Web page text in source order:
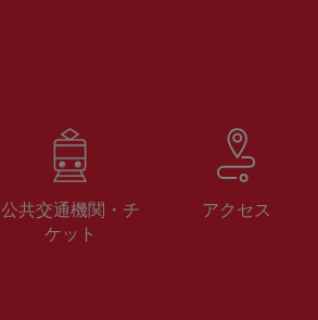
公共交通機関・チ
ケット
アクセス